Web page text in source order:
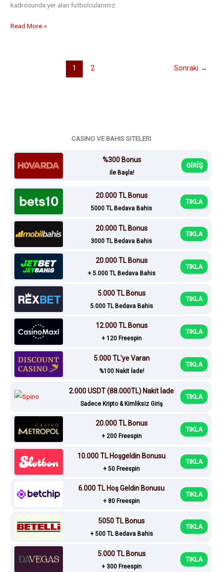
kadrosunda yer alan futbolcularımız:
Fenerbahçe,
Read More »
1 2 Sonraki →
CASINO VE BAHIS SITELERI
%300 Bonus
ile Başla!
GİRİŞ
20.000 TL Bonus
5000 TL Bedava Bahis
TIKLA
20.000 TL Bonus
3000 TL Bedava Bahis
TIKLA
20.000 TL Bonus
+ 5.000 TL Bedava Bahis
TIKLA
5.000 TL Bonus
5.000 TL Bedava Bahis
TIKLA
12.000 TL Bonus
+ 120 Freespin
TIKLA
5.000 TL'ye Varan
%100 Nakit İade!
TIKLA
2.000 USDT (88.000TL) Nakit İade
Sadece Kripto & Kimliksiz Giriş
TIKLA
20.000 TL Bonus
+ 200 Freespin
TIKLA
10.000 TL Hoşgeldin Bonusu
+ 50 Freespin
TIKLA
6.000 TL Hoş Geldin Bonusu
+ 80 Freespin
TIKLA
5050 TL Bonus
+ 500 TL Bedava Bahis
TIKLA
5.000 TL Bonus
+ 300 Freespin
TIKLA